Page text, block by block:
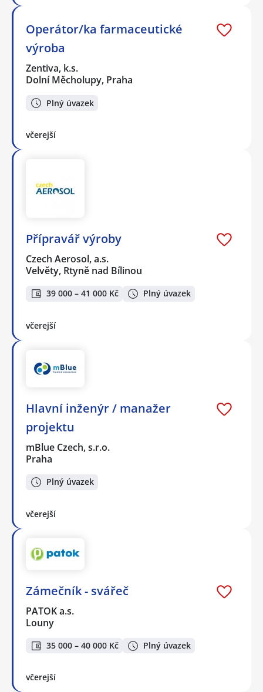
Operátor/ka farmaceutické
výroba
Zentiva, k.s.
Dolní Měcholupy, Praha
Plný úvazek
včerejší
Přípravář výroby
Czech Aerosol, a.s.
Velvěty, Rtyně nad Bílinou
39 000 – 41 000 Kč Plný úvazek
včerejší
Hlavní inženýr / manažer
projektu
mBlue Czech, s.r.o.
Praha
Plný úvazek
včerejší
Zámečník - svářeč
PATOK a.s.
Louny
35 000 – 40 000 Kč Plný úvazek
včerejší